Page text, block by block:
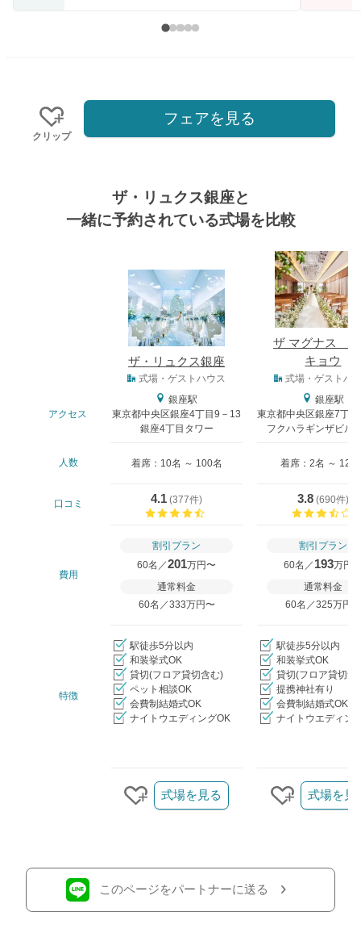
クリップ
フェアを見る
ザ・リュクス銀座と
一緒に予約されている式場を比較
ザ・リュクス銀座
ザ マグナス
キョウ
式場・ゲストハウス 式場・ゲストハ
アクセス
銀座駅
東京都中央区銀座4丁目9－13
銀座4丁目タワー
銀座駅
東京都中央区銀座7丁
フクハラギンザビル
人数 着席：10名 ～ 100名 着席：2名 ～ 128
口コミ 4.1 (377件)
3.8 (690件)
費用
割引プラン
60名／201万円〜
通常料金
60名／333万円〜
割引プラン
60名／ 193万円
通常料金
60名／325万円〜
特徴
駅徒歩5分以内
和装挙式OK
貸切(フロア貸切含む)
ペット相談OK
会費制結婚式OK
ナイトウエディングOK
駅徒歩5分以内
和装挙式OK
貸切(フロア貸切含
提携神社有り
会費制結婚式OK
ナイトウエディン
クリップする
式場を見る
クリップす
式場を見
このページをパートナーに送る